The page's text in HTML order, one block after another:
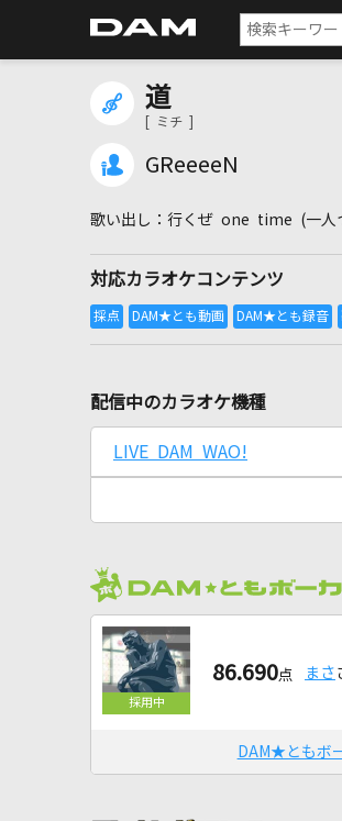
道
[ ミチ ]
GReeeeN
行くぜ one time (一人
対応カラオケコンテンツ
配信中のカラオケ機種
LIVE DAM WAO!
86.690点 まさ
DAM★ともボ